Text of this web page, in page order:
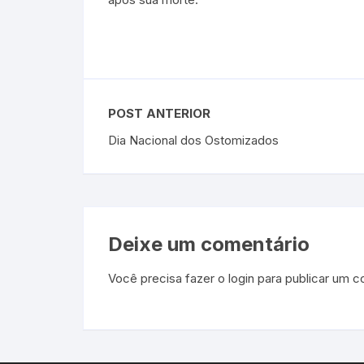
POST ANTERIOR
Dia Nacional dos Ostomizados
Deixe um comentário
Você precisa fazer o login para publicar um